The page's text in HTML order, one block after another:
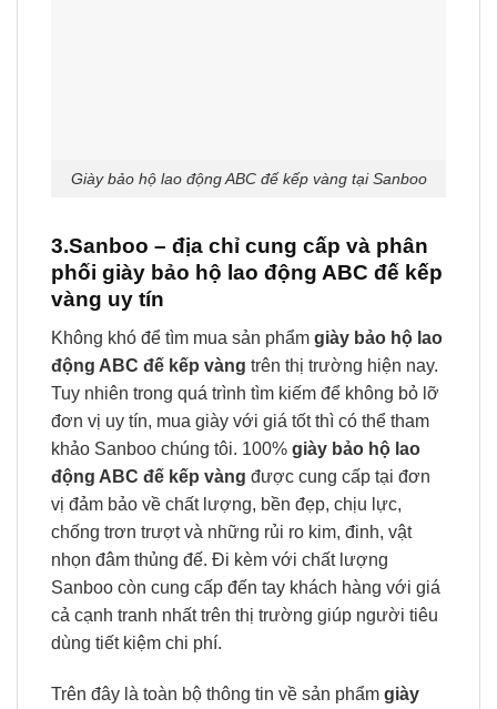
Giày bảo hộ lao động ABC đế kếp vàng tại Sanboo
3.Sanboo – địa chỉ cung cấp và phân
phối giày bảo hộ lao động ABC đế kếp
vàng uy tín
Không khó để tìm mua sản phẩm giày bảo hộ lao
động ABC đế kếp vàng trên thị trường hiện nay.
Tuy nhiên trong quá trình tìm kiếm để không bỏ lỡ
đơn vị uy tín, mua giày với giá tốt thì có thể tham
khảo Sanboo chúng tôi. 100% giày bảo hộ lao
động ABC đế kếp vàng được cung cấp tại đơn
vị đảm bảo về chất lượng, bền đẹp, chịu lực,
chống trơn trượt và những rủi ro kim, đinh, vật
nhọn đâm thủng đế. Đi kèm với chất lượng
Sanboo còn cung cấp đến tay khách hàng với giá
cả cạnh tranh nhất trên thị trường giúp người tiêu
dùng tiết kiệm chi phí.
Trên đây là toàn bộ thông tin về sản phẩm giày